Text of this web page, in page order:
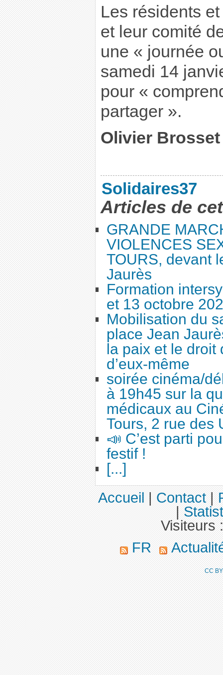
Les résidents
et leur comité
une « journée
samedi 14
pour «
partager ».
Olivier Brosset
Solidaires37
Articles de
GRANDE
VIOLENCES
TOURS, devant
Jaurès
Formation
et 13 octobre
Mobilisation du
place Jean
la paix et le
d’eux-même
soirée cinéma/
à 19h45 sur la
médicaux au
Tours, 2 rue des
📣 C’est parti
festif !
[...]
Accueil|Contact|
|
Visiteurs
FR
CC